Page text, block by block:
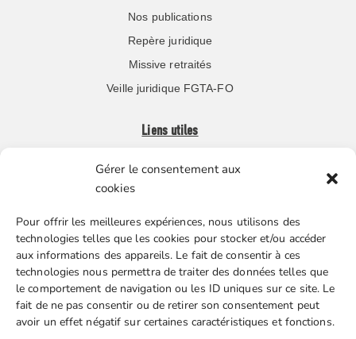
Gérer le consentement aux
cookies
Pour offrir les meilleures expériences, nous utilisons des
technologies telles que les cookies pour stocker et/ou accéder
aux informations des appareils. Le fait de consentir à ces
technologies nous permettra de traiter des données telles que
le comportement de navigation ou les ID uniques sur ce site. Le
fait de ne pas consentir ou de retirer son consentement peut
avoir un effet négatif sur certaines caractéristiques et fonctions.
Nos publications
Repère juridique
Missive retraités
Veille juridique FGTA-FO
Liens utiles
Boutique en ligne
Nos partenaires
Gestion des cookies
FGTA-FO / 15 avenue Victor Hugo – 92170 Vanves / 01 86